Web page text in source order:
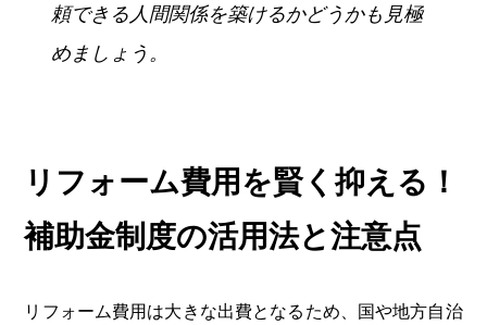
頼できる人間関係を築けるかどうかも見極
めましょう。
リフォーム費用を賢く抑える！
補助金制度の活用法と注意点
リフォーム費用は大きな出費となるため、国や地方自治